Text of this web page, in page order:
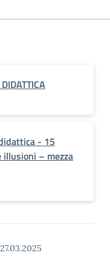
- 15
– mezza
27.03.2025